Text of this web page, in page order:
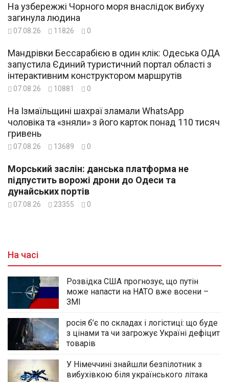
На узбережжі Чорного моря внаслідок вибуху
загинула людина
07.08.26 11826 0
Мандрівки Бессарабією в один клік: Одеська ОДА
запустила Єдиний туристичний портал області з
інтерактивним конструктором маршрутів
07.08.26 10881 0
На Ізмаїльщині шахраї зламали WhatsApp
чоловіка та «зняли» з його карток понад 110 тисяч
гривень
07.08.26 13689 0
Морський заслін: данська платформа не
підпустить ворожі дрони до Одеси та
дунайських портів
07.08.26 23355 0
На часі
Розвідка США прогнозує, що путін
може напасти на НАТО вже восени –
ЗМІ
росія б’є по складах і логістиці: що буде
з цінами та чи загрожує Україні дефіцит
товарів
У Німеччині знайшли безпілотник з
вибухівкою біля українського літака